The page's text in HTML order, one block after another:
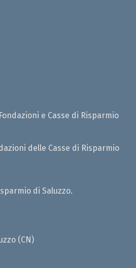
e Casse di Risparmio
delle Casse di Risparmio
di Saluzzo.
(CN)